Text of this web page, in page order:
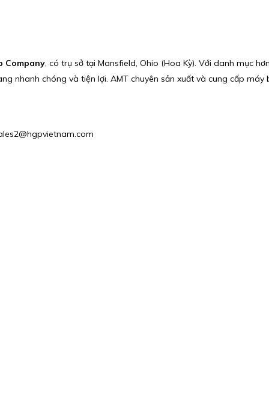
Company, có trụ sở tại Mansfield, Ohio (Hoa Kỳ). Với danh mục
nhanh chóng và tiện lợi. AMT chuyên sản xuất và cung cấp